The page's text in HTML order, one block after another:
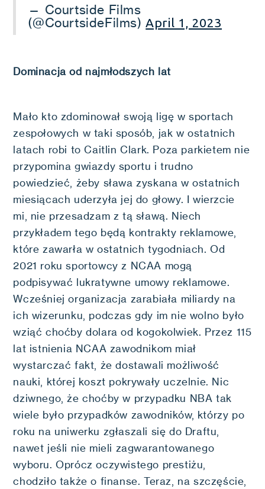
— Courtside Films
(@CourtsideFilms)April 1, 2023
Dominacja od najmłodszych lat
Mało kto zdominował swoją ligę w sportach
zespołowych w taki sposób, jak w ostatnich
latach robi to Caitlin Clark. Poza parkietem nie
przypomina gwiazdy sportu i trudno
powiedzieć, żeby sława zyskana w ostatnich
miesiącach uderzyła jej do głowy. I wierzcie
mi, nie przesadzam z tą sławą. Niech
przykładem tego będą kontrakty reklamowe,
które zawarła w ostatnich tygodniach. Od
2021 roku sportowcy z NCAA mogą
podpisywać lukratywne umowy reklamowe.
Wcześniej organizacja zarabiała miliardy na
ich wizerunku, podczas gdy im nie wolno było
wziąć choćby dolara od kogokolwiek. Przez 115
lat istnienia NCAA zawodnikom miał
wystarczać fakt, że dostawali możliwość
nauki, której koszt pokrywały uczelnie. Nic
dziwnego, że choćby w przypadku NBA tak
wiele było przypadków zawodników, którzy po
roku na uniwerku zgłaszali się do Draftu,
nawet jeśli nie mieli zagwarantowanego
wyboru. Oprócz oczywistego prestiżu,
chodziło także o finanse. Teraz, na szczęście,